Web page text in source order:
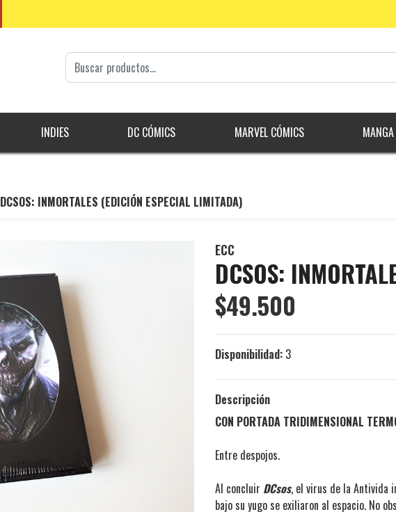
INDIES DC CÓMICS MARVEL CÓMICS MANGA
DCSOS: INMORTALES (EDICIÓN ESPECIAL LIMITADA)
ECC
DCSOS:
$49.500
Disponibilidad: 3
Descripción
CON PORTADA TRIDIMENSIONAL
Entre despojos.
Al concluir DCsos, el virus de la Antivida
bajo su yugo se exiliaron al espacio. No